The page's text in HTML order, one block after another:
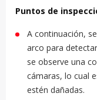
Puntos de
A continuación,
arco para
se observe una
cámaras, lo cual
estén dañadas.